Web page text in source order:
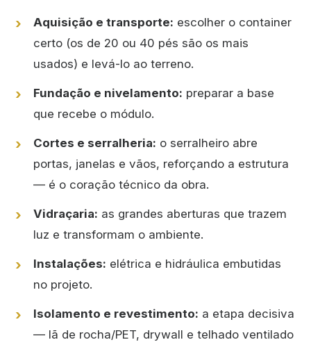
Aquisição e transporte: escolher o container
certo (os de 20 ou 40 pés são os mais
usados) e levá-lo ao terreno.
Fundação e nivelamento: preparar a base
que recebe o módulo.
Cortes e serralheria: o serralheiro abre
portas, janelas e vãos, reforçando a estrutura
— é o coração técnico da obra.
Vidraçaria: as grandes aberturas que trazem
luz e transformam o ambiente.
Instalações: elétrica e hidráulica embutidas
no projeto.
Isolamento e revestimento: a etapa decisiva
— lã de rocha/PET, drywall e telhado ventilado